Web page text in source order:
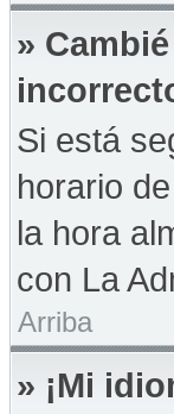
»
Si está
horario
la hora
con La
Arriba
» ¡Mi